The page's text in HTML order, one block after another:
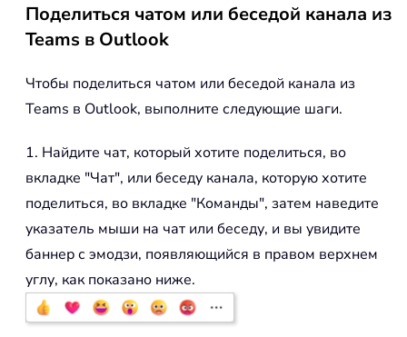
Поделиться чатом или беседой канала из
Teams в Outlook
Чтобы поделиться чатом или беседой канала из
Teams в Outlook, выполните следующие шаги.
1. Найдите чат, который хотите поделиться, во
вкладке "Чат", или беседу канала, которую хотите
поделиться, во вкладке "Команды", затем наведите
указатель мыши на чат или беседу, и вы увидите
баннер с эмодзи, появляющийся в правом верхнем
углу, как показано ниже.